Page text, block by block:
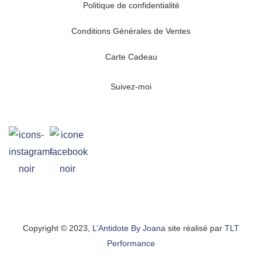
Politique de confidentialité
Conditions Générales de Ventes
Carte Cadeau
Suivez-moi
Copyright © 2023, L’Antidote By Joana site réalisé par TLT
Performance